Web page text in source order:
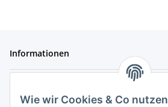
Wie wir Cookies & Co nutzen
Informationen